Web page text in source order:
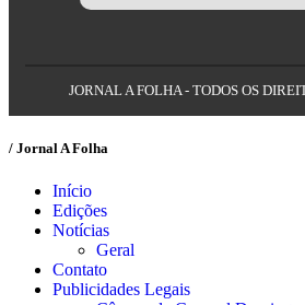
JORNAL A FOLHA - TODOS OS
/ Jornal A Folha
Início
Edições
Notícias
Geral
Contato
Publicidades Legais